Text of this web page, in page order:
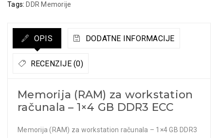
Tags: DDR Memorije
OPIS DODATNE INFORMACIJE
RECENZIJE (0)
Memorija (RAM) za workstation
računala – 1×4 GB DDR3 ECC
Memorija (RAM) za workstation računala – 1×4 GB DDR3